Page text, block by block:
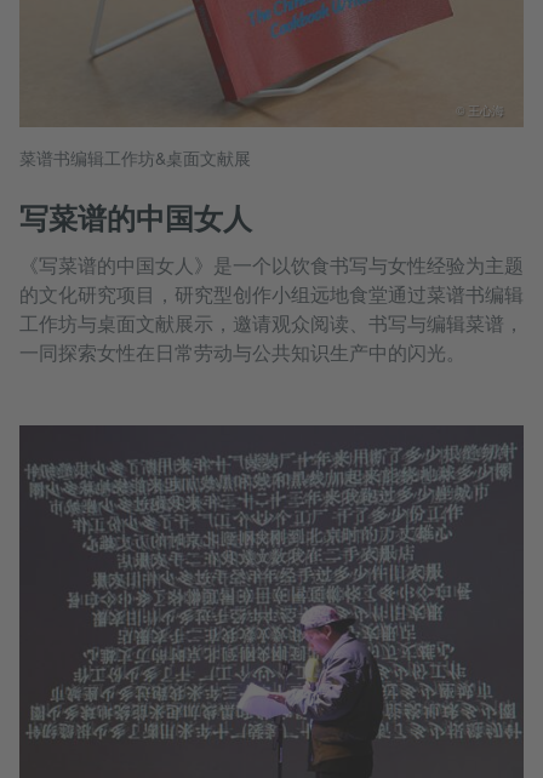
菜谱书编辑工作坊&桌面文献展
写菜谱的中国女人
《写菜谱的中国女人》是一个以饮食书写与女性经验为主题
的文化研究项目，研究型创作小组远地食堂通过菜谱书编辑
工作坊与桌面文献展示，邀请观众阅读、书写与编辑菜谱，
一同探索女性在日常劳动与公共知识生产中的闪光。
© 王心海